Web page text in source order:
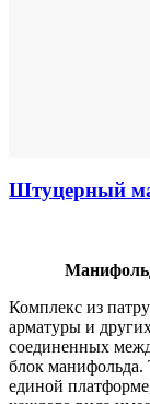
Штуцерный
Комплекс из
арматуры и
соединенных
блок манифольда.
единой